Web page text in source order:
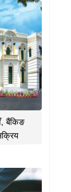
बैंकिङ